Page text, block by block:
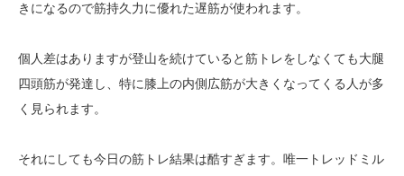
きになるので筋持久力に優れた遅筋が使われます。
個人差はありますが登山を続けていると筋トレをしなくても大腿
四頭筋が発達し、特に膝上の内側広筋が大きくなってくる人が多
く見られます。
それにしても今日の筋トレ結果は酷すぎます。唯一トレッドミル